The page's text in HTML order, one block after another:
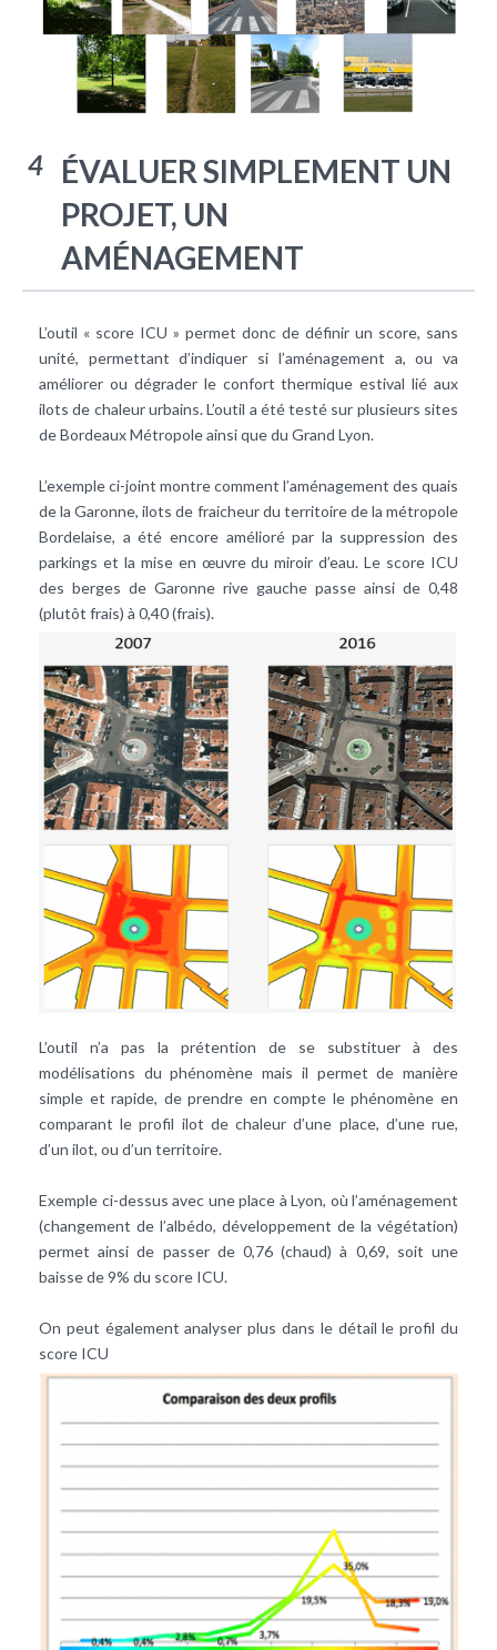
4
ÉVALUER SIMPLEMENT UN
PROJET, UN
AMÉNAGEMENT
L’outil « score ICU » permet donc de définir un score, sans
unité, permettant d’indiquer si l’aménagement a, ou va
améliorer ou dégrader le confort thermique estival lié aux
ilots de chaleur urbains. L’outil a été testé sur plusieurs sites
de Bordeaux Métropole ainsi que du Grand Lyon.
L’exemple ci-joint montre comment l’aménagement des quais
de la Garonne, ilots de fraicheur du territoire de la métropole
Bordelaise, a été encore amélioré par la suppression des
parkings et la mise en œuvre du miroir d’eau. Le score ICU
des berges de Garonne rive gauche passe ainsi de 0,48
(plutôt frais) à 0,40 (frais).
L’outil n’a pas la prétention de se substituer à des
modélisations du phénomène mais il permet de manière
simple et rapide, de prendre en compte le phénomène en
comparant le profil ilot de chaleur d’une place, d’une rue,
d’un ilot, ou d’un territoire.
Exemple ci-dessus avec une place à Lyon, où l’aménagement
(changement de l’albédo, développement de la végétation)
permet ainsi de passer de 0,76 (chaud) à 0,69, soit une
baisse de 9% du score ICU.
On peut également analyser plus dans le détail le profil du
score ICU